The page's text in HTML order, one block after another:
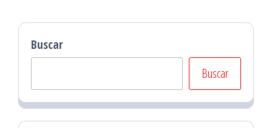
Buscar
Buscar